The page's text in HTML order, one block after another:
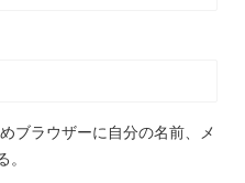
ブラウザーに自分の名前、メ